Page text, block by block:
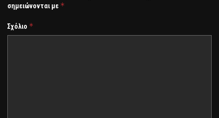
σημειώνονται με *
Σχόλιο *